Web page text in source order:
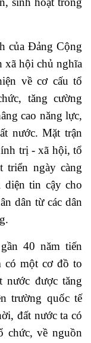
của Đảng Cộng
xã hội chủ nghĩa
về cơ cấu tổ
tăng cường
cao năng lực,
nước. Mặt trận
trị - xã hội, tổ
triển ngày càng
diện tin cậy cho
dân từ các dân
40 năm tiến
có một cơ đồ to
nước được tăng
trường quốc tế
đất nước ta có
chức, về nguồn